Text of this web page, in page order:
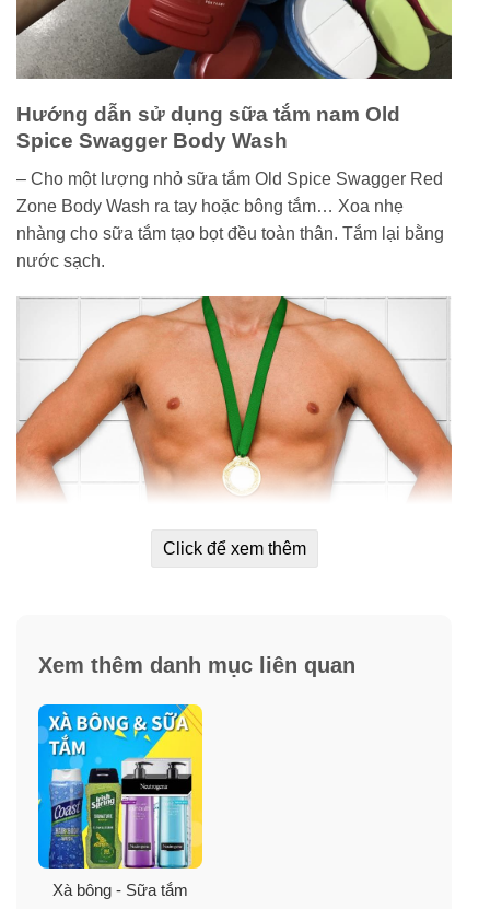
Hướng dẫn sử dụng sữa tắm nam Old
Spice Swagger Body Wash
– Cho một lượng nhỏ sữa tắm Old Spice Swagger Red
Zone Body Wash ra tay hoặc bông tắm… Xoa nhẹ
nhàng cho sữa tắm tạo bọt đều toàn thân. Tắm lại bằng
nước sạch.
Click để xem thêm
Xem thêm danh mục liên quan
Xà bông - Sữa tắm